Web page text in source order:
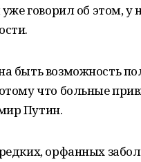
уже говорил об этом,
быть возможность
что больные
Путин.
орфанных